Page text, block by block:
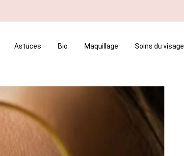
Astuces Bio Maquillage Soins du visage